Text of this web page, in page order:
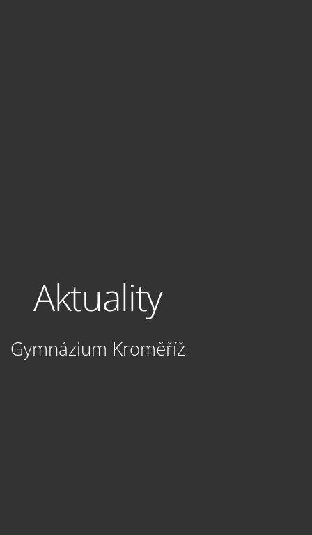
Aktuality
Gymnázium Kroměříž